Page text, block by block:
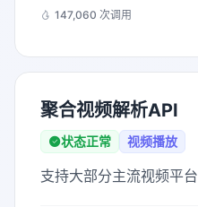
147,060 次调用
聚合视频解析API
状态正常 视频播放
支持大部分主流视频平台